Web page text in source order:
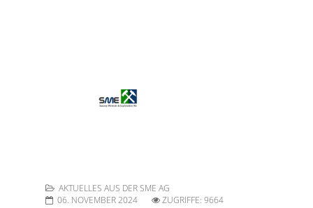
AKTUELLES AUS DER SME AG
06. NOVEMBER 2024
ZUGRIFFE: 9664